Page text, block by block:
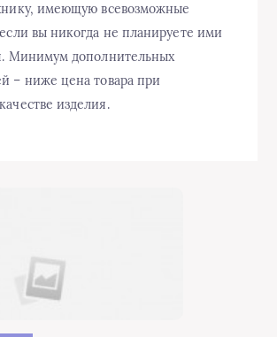
имеющую всевозможные
вы никогда не планируете ими
Минимум дополнительных
– ниже цена товара при
изделия.